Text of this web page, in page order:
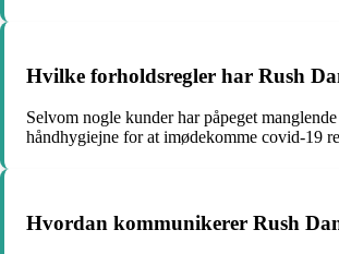
Hvilke forholdsregler har Rush
Selvom nogle kunder har påpeget
håndhygiejne for at imødekomme covid-19
Hvordan kommunikerer Rush